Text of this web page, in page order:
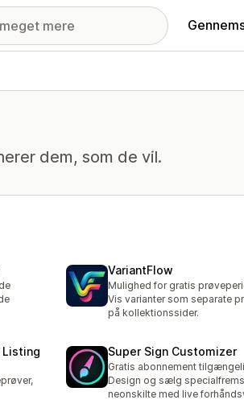
dem, som de vil.
VariantFlow
Mulighed for gratis
Vis varianter som separate
på kollektionssider.
Listing Super Sign Customizer
Gratis abonnement
Design og sælg
neonskilte med live